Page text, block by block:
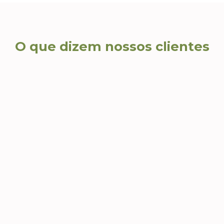
O que dizem nossos clientes